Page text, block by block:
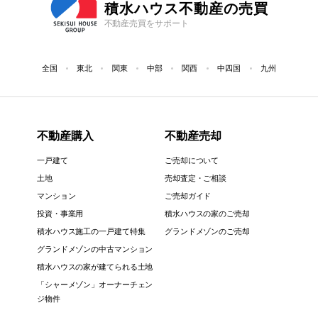
積水ハウス不動産の売買
不動産売買をサポート
全国 東北 関東 中部 関西 中四国 九州
不動産購入
一戸建て
土地
マンション
投資・事業用
積水ハウス施工の一戸建て特集
グランドメゾンの中古マンション
積水ハウスの家が建てられる土地
「シャーメゾン」オーナーチェン
ジ物件
不動産売却
ご売却について
売却査定・ご相談
ご売却ガイド
積水ハウスの家のご売却
グランドメゾンのご売却